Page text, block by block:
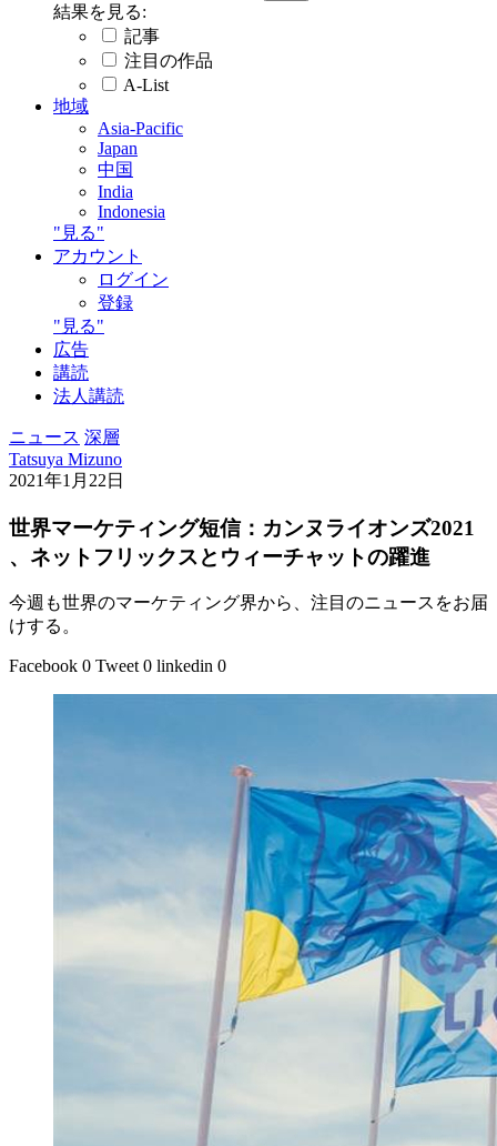
結果を見る:
記事
注目の作品
A-List
地域
Asia-Pacific
Japan
中国
India
Indonesia
"見る"
アカウント
ログイン
登録
"見る"
広告
講読
法人講読
ニュース 深層
Tatsuya Mizuno
2021年1月22日
世界マーケティング短信：カンヌライオンズ2021
、ネットフリックスとウィーチャットの躍進
今週も世界のマーケティング界から、注目のニュースをお届
けする。
Facebook 0 Tweet 0 linkedin 0